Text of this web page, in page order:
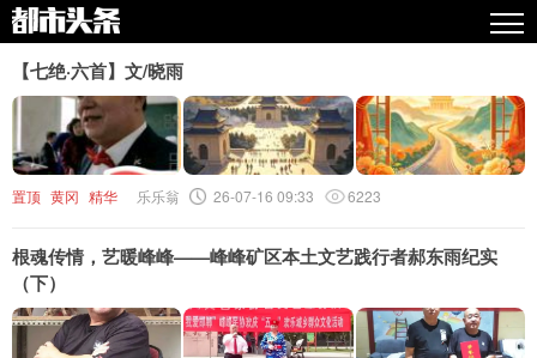
原创
精华
视频
专栏
【七绝·六首】文/晓雨
置顶 黄冈 精华 乐乐翁 26-07-16 09:33 6223
根魂传情，艺暖峰峰——峰峰矿区本土文艺践行者郝东雨纪实
（下）